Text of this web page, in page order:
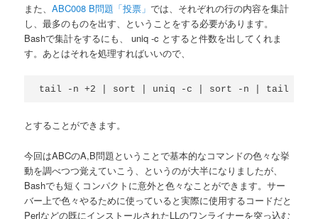
また、ABC008 B問題「投票」では、それぞれの行の内容を集計
し、最多のものを出す、ということをする必要があります。
Bashで集計をするにも、 uniq -c とすると件数を出してくれま
す。あとはそれを処理すればいいので、
とすることができます。
今回はABCのA,B問題ということで基本的なコマンドの色々な挙
動を調べつつ覚えていこう、というのが大半になりましたが、
Bashでも短くコンパクトに意外と色々なことができます。サー
バー上で色々やるために使っていると実際に使用するコードだと
Perlなどの既にインストールされたLLのワンライナーを突っ込む